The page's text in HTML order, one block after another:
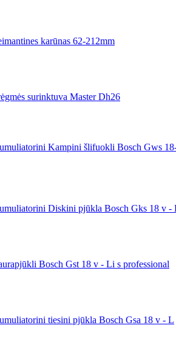
karūnas 62-212mm
surinktuva Master Dh26
Kampini šlifuokli Bosch Gws
Diskini pjūkla Bosch Gks 18 v -
Bosch Gst 18 v - Li s professional
tiesini pjūkla Bosch Gsa 18 v - L